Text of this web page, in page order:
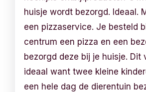
huisje wordt bezorgd. Ideaal.
een pizzaservice. Je besteld
centrum een pizza en een
bezorgd deze bij je huisje. Dit
ideaal want twee kleine
een hele dag de dierentuin